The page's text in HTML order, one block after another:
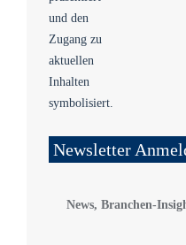
Newsletter
News, Branchen-